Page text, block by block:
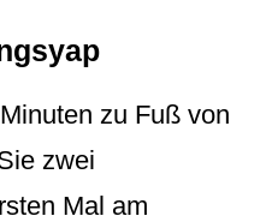
zu Fuß von
zwei
Mal am